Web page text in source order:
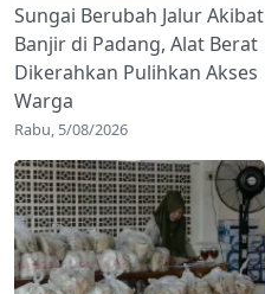
Sungai Berubah Jalur Akibat
Banjir di Padang, Alat Berat
Dikerahkan Pulihkan Akses
Warga
Rabu, 5/08/2026